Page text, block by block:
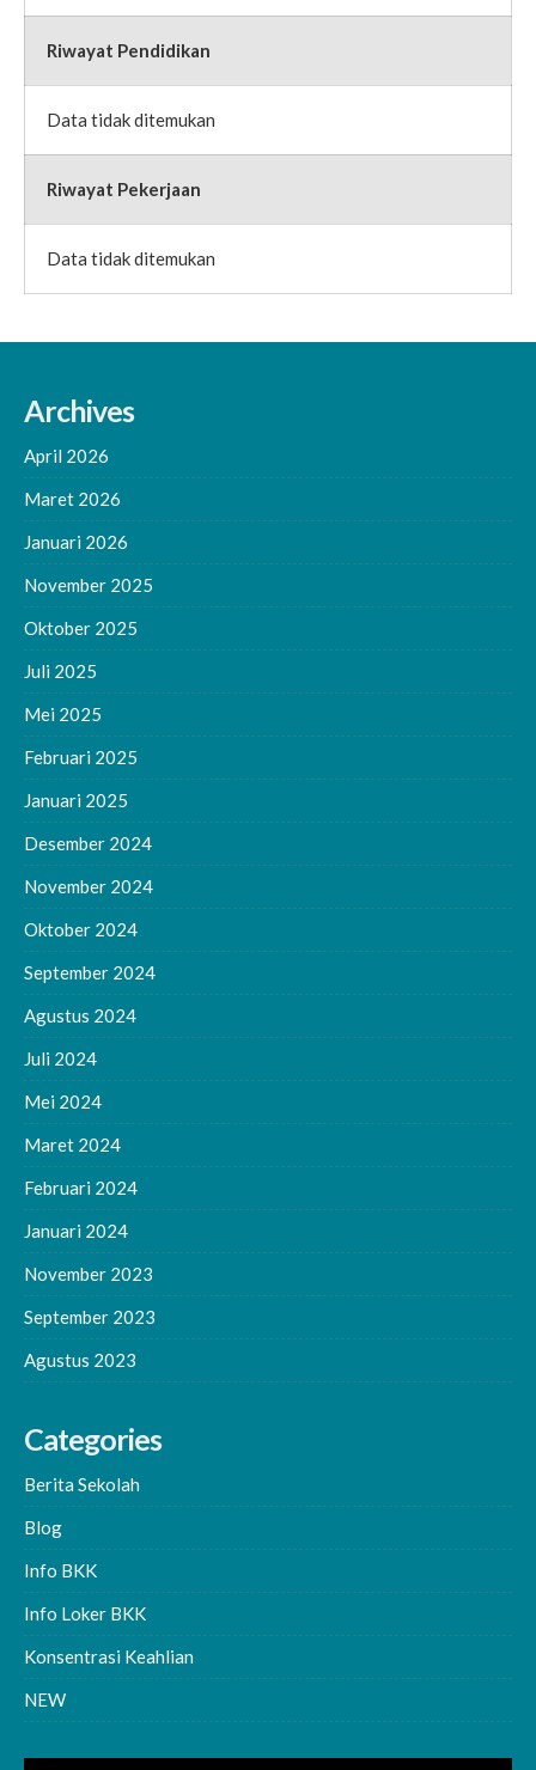
Riwayat Pendidikan
Data tidak ditemukan
Riwayat Pekerjaan
Data tidak ditemukan
Archives
April 2026
Maret 2026
Januari 2026
November 2025
Oktober 2025
Juli 2025
Mei 2025
Februari 2025
Januari 2025
Desember 2024
November 2024
Oktober 2024
September 2024
Agustus 2024
Juli 2024
Mei 2024
Maret 2024
Februari 2024
Januari 2024
November 2023
September 2023
Agustus 2023
Categories
Berita Sekolah
Blog
Info BKK
Info Loker BKK
Konsentrasi Keahlian
NEW